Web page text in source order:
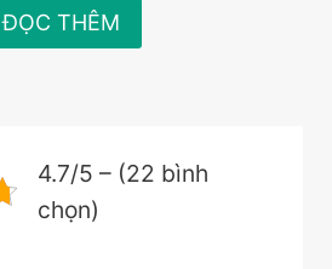
ĐỌC THÊM
4.7/5 – (22 bình
chọn)